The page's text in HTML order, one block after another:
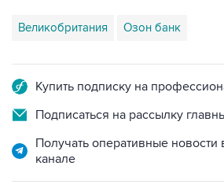
Великобритания Озон банк
Купить подписку на
Подписаться на рассылку
Получать оперативные
канале